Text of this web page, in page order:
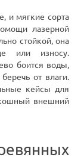
и мягкие сорта
лазерной
стойкой, она
или износу.
боится воды,
от влаги.
кейсы для
внешний